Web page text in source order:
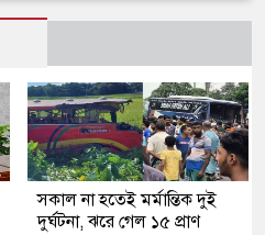
সকাল না হতেই মর্মান্তিক দুই
দুর্ঘটনা, ঝরে গেল ১৫ প্রাণ